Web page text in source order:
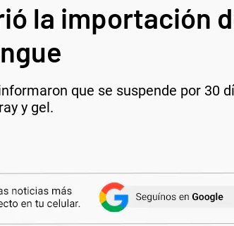
la importación
que se suspende por 30
y gel.